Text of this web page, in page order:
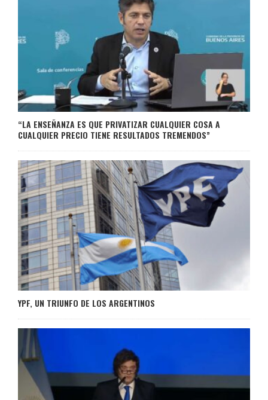
“LA ENSEÑANZA ES QUE PRIVATIZAR CUALQUIER COSA A
CUALQUIER PRECIO TIENE RESULTADOS TREMENDOS”
YPF, UN TRIUNFO DE LOS ARGENTINOS